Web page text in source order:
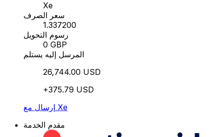
Xe
سعر الصرف
1.337200
رسوم التحويل
0 GBP
المرسل إليه يستلم
26,744.00 USD
+375.79 USD
إرسال مع Xe
مقدم الخدمة